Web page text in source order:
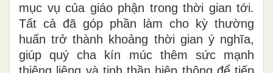
mục vụ của giáo phận trong thời gian tới.
Tất cả đã góp phần làm cho kỳ thường
huấn trở thành khoảng thời gian ý nghĩa,
giúp quý cha kín múc thêm sức mạnh
thiêng liêng và tinh thần hiệp thông để tiếp